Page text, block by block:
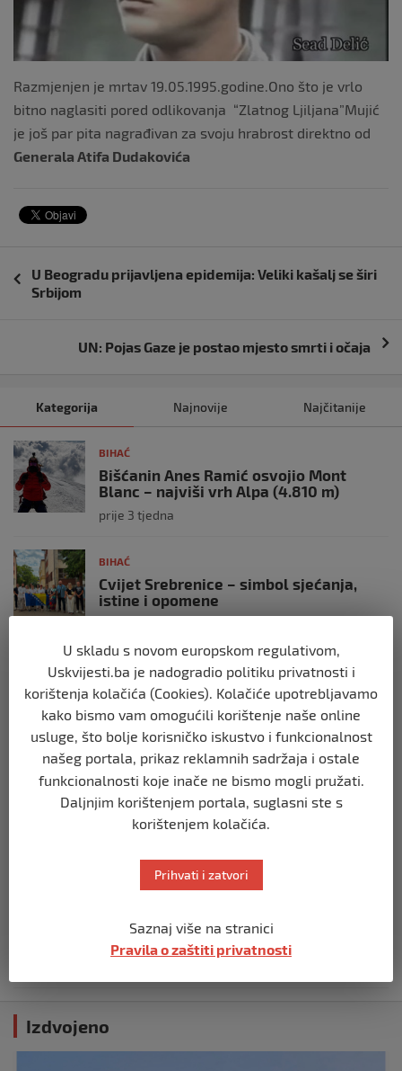
Razmjenjen je mrtav 19.05.1995.godine.Ono što je vrlo
bitno naglasiti pored odlikovanja “Zlatnog Ljiljana”Mujić
je još par pita nagrađivan za svoju hrabrost direktno od
Generala Atifa Dudakovića
objava
U Beogradu prijavljena epidemija: Veliki kašalj se širi
Srbijom
UN: Pojas Gaze je postao mjesto smrti i očaja
Kategorija Najnovije Najčitanije
BIHAĆ
Bišćanin Anes Ramić osvojio Mont
Blanc – najviši vrh Alpa (4.810 m)
prije 3 tjedna
BIHAĆ
Cvijet Srebrenice – simbol sjećanja,
istine i opomene
BIHAĆ
Mladi SDA Bihać obilježili 36. godišnjicu
Stranke
prije 2 mjeseca
BIHAĆ
SDA Bihać predložila: Porodice sa troje i
više djece mogle bi plaćati 50% manju
komunalnu naknadu
prije 2 mjeseca
RK Zagreb izabrao kompaniju iz Bihaća
za izradu nove službene web stranice
Izdvojeno
U skladu s novom europskom regulativom,
Uskvijesti.ba je nadogradio politiku privatnosti i
korištenja kolačića (Cookies). Kolačiće upotrebljavamo
kako bismo vam omogućili korištenje naše online
usluge, što bolje korisničko iskustvo i funkcionalnost
našeg portala, prikaz reklamnih sadržaja i ostale
funkcionalnosti koje inače ne bismo mogli pružati.
Daljnjim korištenjem portala, suglasni ste s
korištenjem kolačića.
Prihvati i zatvori
Saznaj više na stranici
Pravila o zaštiti privatnosti